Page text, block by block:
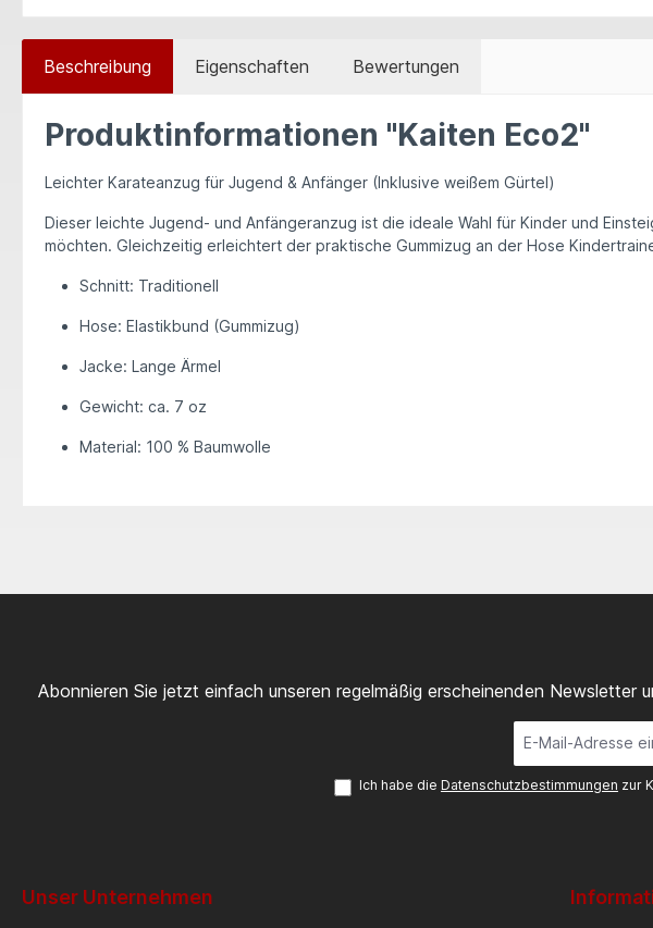
Beschreibung Eigenschaften Bewertungen
Produktinformationen "Kaiten Eco2"
Leichter Karateanzug für Jugend & Anfänger (Inklusive weißem Gürtel)
Dieser leichte Jugend- und Anfängeranzug ist die ideale Wahl für Kinder und
möchten. Gleichzeitig erleichtert der praktische Gummizug an der Hose
Schnitt: Traditionell
Hose: Elastikbund (Gummizug)
Jacke: Lange Ärmel
Gewicht: ca. 7 oz
Material: 100 % Baumwolle
Abonnieren Sie jetzt einfach unseren regelmäßig erscheinenden
Ich habe die Datenschutzbestimmungen zur
Unser Unternehmen